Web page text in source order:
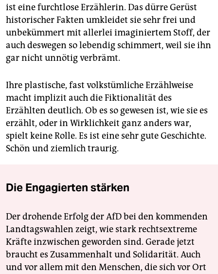
ist eine furchtlose Erzählerin. Das dürre Gerüst
historischer Fakten umkleidet sie sehr frei und
unbekümmert mit allerlei imaginiertem Stoff, der
auch deswegen so lebendig schimmert, weil sie ihn
gar nicht unnötig verbrämt.
Ihre plastische, fast volkstümliche Erzählweise
macht implizit auch die Fiktionalität des
Erzählten deutlich. Ob es so gewesen ist, wie sie es
erzählt, oder in Wirklichkeit ganz anders war,
spielt keine Rolle. Es ist eine sehr gute Geschichte.
Schön und ziemlich traurig.
Die Engagierten stärken
Der drohende Erfolg der AfD bei den kommenden
Landtagswahlen zeigt, wie stark rechtsextreme
Kräfte inzwischen geworden sind. Gerade jetzt
braucht es Zusammenhalt und Solidarität. Auch
und vor allem mit den Menschen, die sich vor Ort